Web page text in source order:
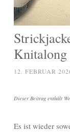
Knitalong
12. FEBRUAR
Dieser Beitrag enthält
Es ist wieder